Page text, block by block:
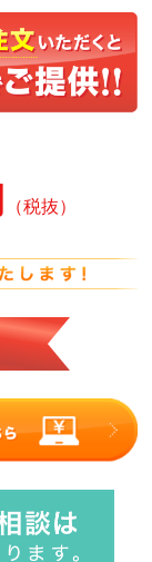
（税抜）